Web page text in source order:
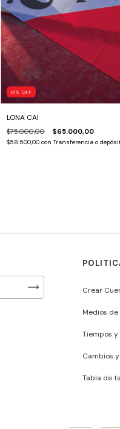
13 % OFF
LONA CAI
$75.000,00 $65.000,00
$58.500,00 con Transferencia o
Crear
Medios
Tiempos
Cambios
Tabla de